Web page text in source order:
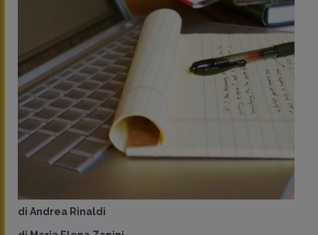
di Andrea Rinaldi